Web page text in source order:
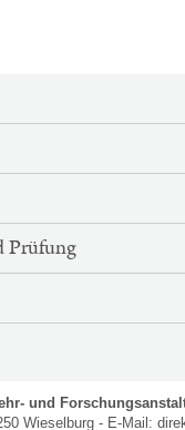
Prüfung
und
Wieselburg - E-Mail: